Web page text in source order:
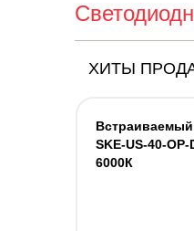
ХИТЫ
SKE-US-40-
6000К